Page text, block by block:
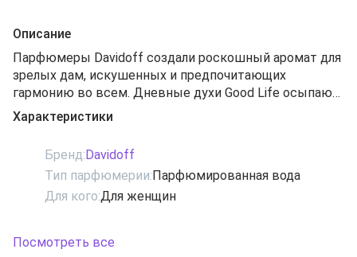
Описание
Парфюмеры Davidoff создали роскошный аромат для
зрелых дам, искушенных и предпочитающих
гармонию во всем. Дневные духи Good Life осыпают
путь женщины лепестками цветов, обещая
наслаждение и погружение в чувственный мир.
Верхние ноты получились изысканно-тонкими и
интригующими: аккорды фигового дерева, бергамота,
черной смородины и иланг-иланга образуют
великолепный бодрящий коктейль. Средние ноты
наслаждение от прикосновения бархатного персика,
Характеристики
Бренд:Davidoff
Тип парфюмерии:Парфюмированная вода
Для кого:Для женщин
Посмотреть все